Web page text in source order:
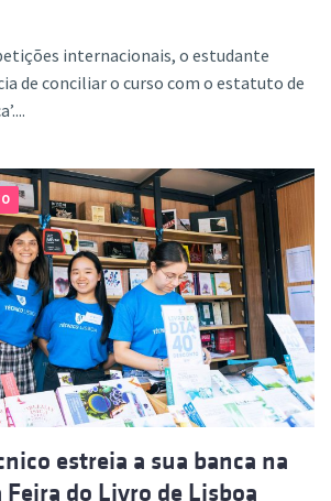
internacionais, o estudante
de conciliar o curso com o estatuto de
estreia a sua banca na
Feira do Livro de Lisboa